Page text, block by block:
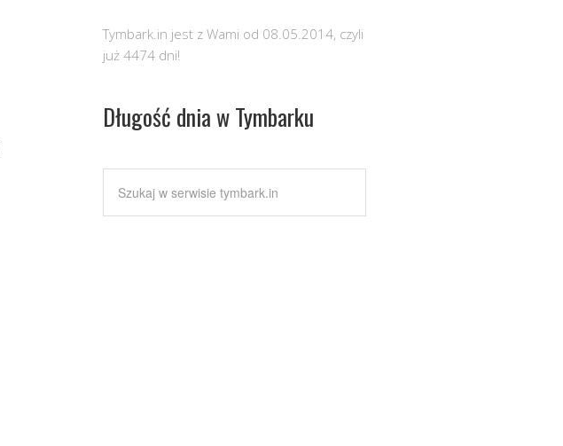
Tymbark.in jest z Wami od 08.05.2014, czyli
już 4474 dni!
Długość dnia w Tymbarku